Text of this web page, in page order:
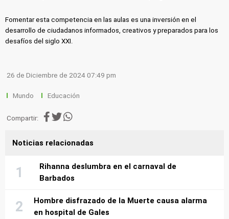
Fomentar esta competencia en las aulas es una inversión en el
desarrollo de ciudadanos informados, creativos y preparados para los
desafíos del siglo XXI.
26 de Diciembre de 2024 07:49 pm
Mundo Educación
Compartir:
Noticias relacionadas
Rihanna deslumbra en el carnaval de
Barbados
Hombre disfrazado de la Muerte causa alarma
en hospital de Gales